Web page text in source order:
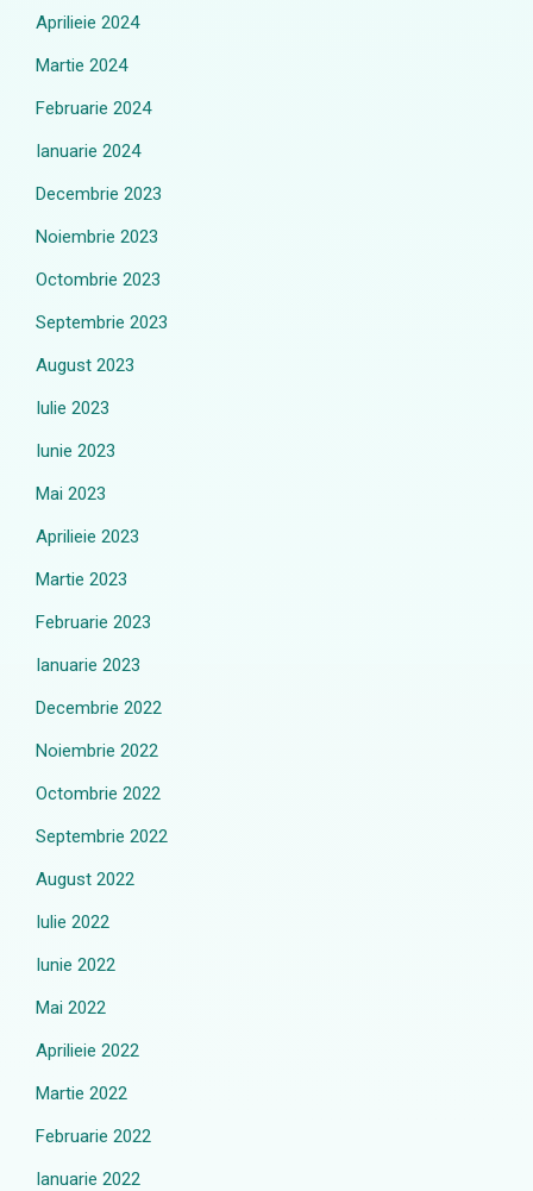
Aprilieie 2024
Martie 2024
Februarie 2024
Ianuarie 2024
Decembrie 2023
Noiembrie 2023
Octombrie 2023
Septembrie 2023
August 2023
Iulie 2023
Iunie 2023
Mai 2023
Aprilieie 2023
Martie 2023
Februarie 2023
Ianuarie 2023
Decembrie 2022
Noiembrie 2022
Octombrie 2022
Septembrie 2022
August 2022
Iulie 2022
Iunie 2022
Mai 2022
Aprilieie 2022
Martie 2022
Februarie 2022
Ianuarie 2022